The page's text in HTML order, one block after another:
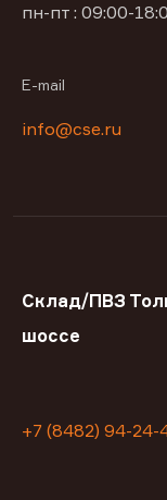
пн-пт : 09:00-
E-mail
info@cse.ru
Склад/ПВЗ
шоссе
+7 (8482) 94-24-